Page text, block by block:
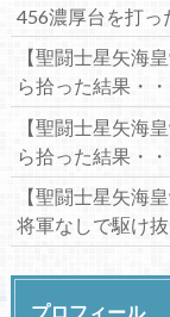
456濃厚台を打っ
【聖闘士星矢海
ら拾った結果・・
【聖闘士星矢海
ら拾った結果・・
【聖闘士星矢海
将軍なしで駆け
プロフィール